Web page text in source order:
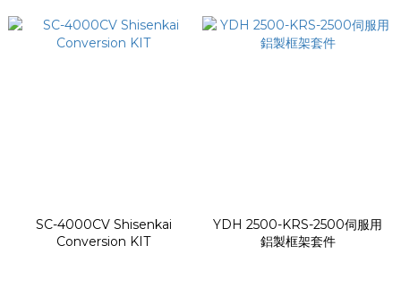
SC-4000CV Shisenkai
Conversion KIT
YDH 2500-KRS-2500伺服用
鋁製框架套件